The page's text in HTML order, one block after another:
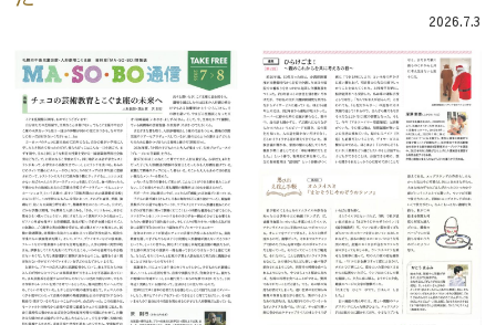
2026.7.3